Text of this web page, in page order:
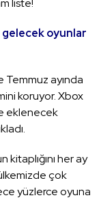
liste!
gelecek oyunlar
ayında
koruyor. Xbox
eklenecek
kitaplığını her ay
çok
yüzlerce oyuna